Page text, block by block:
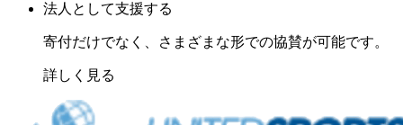
法人として支援する
寄付だけでなく、さまざまな形での協賛が可能です。
詳しく見る